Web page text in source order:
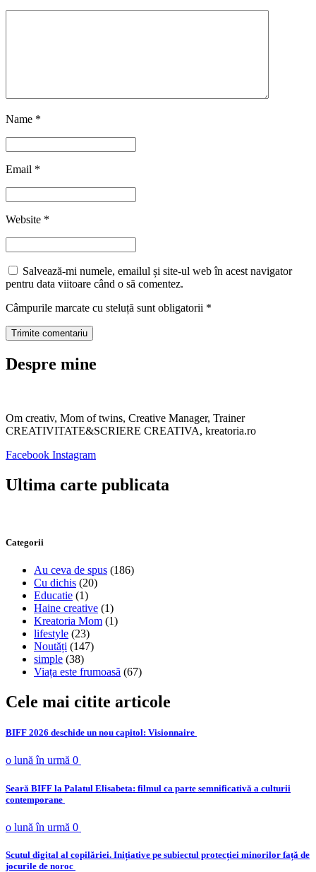
Name *
Email *
Website *
Salvează-mi numele, emailul și site-ul web în acest navigator
pentru data viitoare când o să comentez.
Câmpurile marcate cu steluță sunt obligatorii *
Despre mine
Om creativ, Mom of twins, Creative Manager, Trainer
CREATIVITATE&SCRIERE CREATIVA, kreatoria.ro
Facebook Instagram
Ultima carte publicata
Categorii
Au ceva de spus (186)
Cu dichis (20)
Educatie (1)
Haine creative (1)
Kreatoria Mom (1)
lifestyle (23)
Noutăți (147)
simple (38)
Viața este frumoasă (67)
Cele mai citite articole
BIFF 2026 deschide un nou capitol: Visionnaire
o lună în urmă 0
Seară BIFF la Palatul Elisabeta: filmul ca parte semnificativă a culturii
contemporane
o lună în urmă 0
Scutul digital al copilăriei. Inițiative pe subiectul protecției minorilor față de
jocurile de noroc